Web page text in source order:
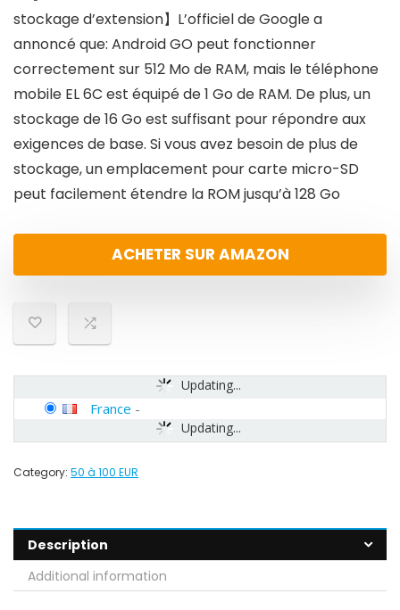
stockage d’extension】L’officiel de Google a
annoncé que: Android GO peut fonctionner
correctement sur 512 Mo de RAM, mais le téléphone
mobile EL 6C est équipé de 1 Go de RAM. De plus, un
stockage de 16 Go est suffisant pour répondre aux
exigences de base. Si vous avez besoin de plus de
stockage, un emplacement pour carte micro-SD
peut facilement étendre la ROM jusqu’à 128 Go
ACHETER SUR AMAZON
Updating...
Updating...
France -
Category: 50 à 100 EUR
Description
Additional information